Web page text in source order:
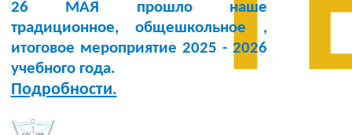
26 МАЯ прошло наше
традиционное, общешкольное ,
итоговое мероприятие 2025 - 2026
учебного года.
Подробности.